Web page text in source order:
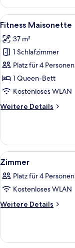
Doppel
Apartment
(Long
Alle
Fotos
für
Fitness
Maisonette
anzeigen
6
Fitness Maisonette
37 m²
1 Schlafzimmer
Platz für 4 Personen
1 Queen-Bett
Kostenloses WLAN
Weitere Details
Weitere
Maisonette
Alle
Fotos
für
Zimmer
anzeigen
6
Zimmer
Platz für 4 Personen
Kostenloses WLAN
Weitere Details
Weitere